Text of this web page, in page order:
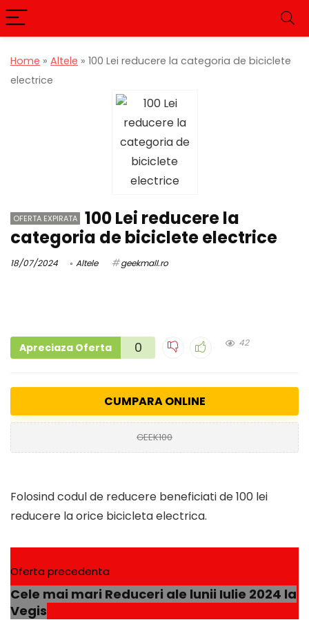
Home » Altele » 100 Lei reducere la categoria de biciclete
electrice
OFERTA EXPIRATA
100 Lei reducere la
categoria de biciclete electrice
18/07/2024 Altele geekmall.ro
Apreciaza Oferta 0 42
CUMPARA ONLINE
GEEK100
Folosind codul de reducere beneficiati de 100 lei
reducere la orice bicicleta electrica.
Oferta precedenta
Cele mai mari Reduceri ale lunii Iulie 2024 la
Vegis